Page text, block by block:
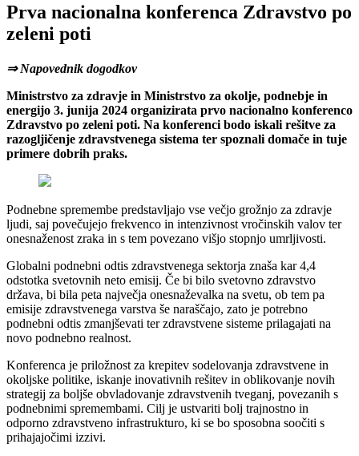
Prva nacionalna konferenca Zdravstvo po
zeleni poti
⇒ Napovednik dogodkov
Ministrstvo za zdravje in Ministrstvo za okolje, podnebje in
energijo 3. junija 2024 organizirata prvo nacionalno konferenco
Zdravstvo po zeleni poti. Na konferenci bodo iskali rešitve za
razogljičenje zdravstvenega sistema ter spoznali domače in tuje
primere dobrih praks.
Podnebne spremembe predstavljajo vse večjo grožnjo za zdravje
ljudi, saj povečujejo frekvenco in intenzivnost vročinskih valov ter
onesnaženost zraka in s tem povezano višjo stopnjo umrljivosti.
Globalni podnebni odtis zdravstvenega sektorja znaša kar 4,4
odstotka svetovnih neto emisij. Če bi bilo svetovno zdravstvo
država, bi bila peta največja onesnaževalka na svetu, ob tem pa
emisije zdravstvenega varstva še naraščajo, zato je potrebno
podnebni odtis zmanjševati ter zdravstvene sisteme prilagajati na
novo podnebno realnost.
Konferenca je priložnost za krepitev sodelovanja zdravstvene in
okoljske politike, iskanje inovativnih rešitev in oblikovanje novih
strategij za boljše obvladovanje zdravstvenih tveganj, povezanih s
podnebnimi spremembami. Cilj je ustvariti bolj trajnostno in
odporno zdravstveno infrastrukturo, ki se bo sposobna soočiti s
prihajajočimi izzivi.